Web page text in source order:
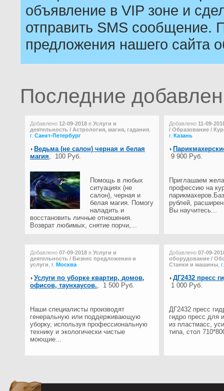
объявление в VIP зоне и
отправить SMS сообщение.
предложения нашего сайта
Последние
Добавлено 12-09-2018 в Услуги и
деятельность / Астрология, магия, гадания
г. Санкт-Петербург
Ведьма (не салон) черная и белая
магия, 100 Руб.
Помощь в любых
ситуациях (не
салон), черная и
белая магия. Помогу
наладить и
восстановить личные отношения.
Возврат любимых, снятие порчи,...
Добавлено 11-09-
/ Образование /
г. Казань
9 900 Руб.
Приглашаем
профессию на
рублей,
Вы научитесь...
Добавлено 07-09-2018 в Услуги и
деятельность / Бизнес предложения и
услуги г. Москва
Услуги по уборке квартир, домов,
офисов, таунхаусов., 1 500 Руб.
Наши специалисты производят
генеральную или поддерживающую
уборку, используя профессиональную
технику и экологически чистые
моющие...
Добавлено 07-09-
оборудование /
Станки и машины
ДГ2432 пресс
1 000 Руб.
ДГ2432 пресс
гидро пресс для
из пластмасс,
типа, стол